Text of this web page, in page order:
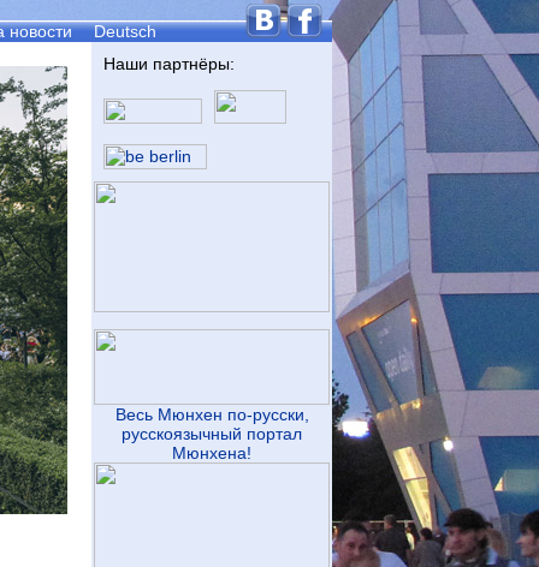
новости Deutsch
Наши партнёры:
Весь Мюнхен по-русски,
русскоязычный портал
Мюнхена!